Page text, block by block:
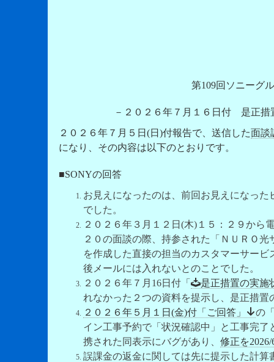
第109回ソニーグ
－２０２６年７月１６日付 是正措
２０２６年７月５日(日)付報告で、送信した面談
になり、その内容は以下のとおりです。
■SONYの回答
お見えになったのは、前回お見えになっ
でした。
２０２６年３月１２日(木)１５：２９から
２０の面談の際、持参された「ＮＵＲＯ
を作成した直接の担当のカスタマーサー
後メールには入れないとのことでした。
２０２６年７月16日付「
是正措置の実施
れなかった２つの資料を提示し、是正措
２０２６年５月１日(金)付「ご回答」
の
イン工事予約で「状況確認中」と工事完
携された同表示にバグがあり、 修正を
誤課金の返金に関しては先に提示した計